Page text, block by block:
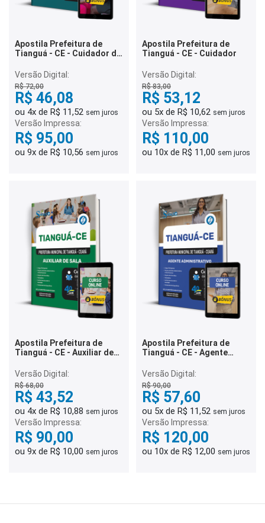
Apostila Prefeitura de
Tianguá - CE - Cuidador de
Versão Digital:
R$ 72,00
R$ 46,08
ou 4x de R$ 11,52 sem juros
Versão Impressa:
R$ 95,00
ou 9x de R$ 10,56 sem juros
Apostila Prefeitura de
Tianguá - CE - Cuidador
Versão Digital:
R$ 83,00
R$ 53,12
ou 5x de R$ 10,62 sem juros
Versão Impressa:
R$ 110,00
ou 10x de R$ 11,00 sem juros
Apostila Prefeitura de
Tianguá - CE - Auxiliar de
Versão Digital:
R$ 68,00
R$ 43,52
ou 4x de R$ 10,88 sem juros
Versão Impressa:
R$ 90,00
ou 9x de R$ 10,00 sem juros
Apostila Prefeitura de
Tianguá - CE - Agente
Versão Digital:
R$ 90,00
R$ 57,60
ou 5x de R$ 11,52 sem juros
Versão Impressa:
R$ 120,00
ou 10x de R$ 12,00 sem juros